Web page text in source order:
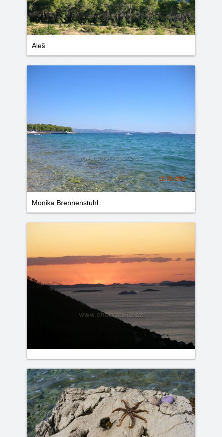
Aleš
Monika Brennenstuhl